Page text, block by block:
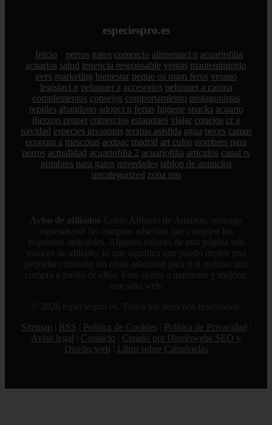
especiespro.es
Inicio perros gatos comercio alimentaci n acuariofilia
acuarios salud tenencia responsable ventas mantenimiento
aves marketing bienestar peque os mam feros verano
legislaci n peluquer a accesorios peluquer a canina
complementos consejos comportamiento protagonistas
reptiles abandono adopci n ferias higiene snacks acuario
iberzoo propet comercios estanques viajar conejos cr a
navidad especies invasoras terapia asistida agua peces camas
econom a mascotas aedpac madrid art culos nombres para
perros actualidad acuariofilia 2 acuariofilia articulos canal tv
nombres para gatos novedades tablon de anuncios
uncategorized zona pro
Aviso de afiliados Como Afiliado de Amazon, obtengo
ingresos por las compras adscritas que cumplen los
requisitos aplicables. Algunos enlaces de esta página son
enlaces de afiliado, lo que significa que puedo recibir una
pequeña comisión sin coste adicional para ti si realizas una
compra a través de ellos. Esto ayuda a mantener y mejorar
este sitio web.
© 2026 especiespro.es. Todos los derechos reservados.
Sitemap
RSS Política de Cookies Política de Privacidad
Aviso legal
Contacto
Creado por 0lemiswebs SEO y
Diseño web
Libro sobre Cabañuelas